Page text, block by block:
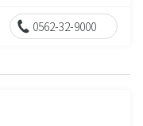
0562-32-9000